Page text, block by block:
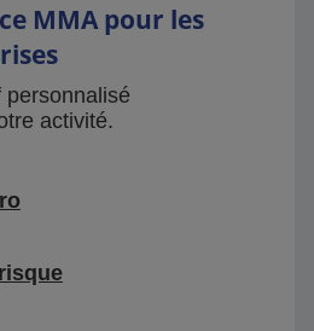
MMA pour les
personnalisé
activité.